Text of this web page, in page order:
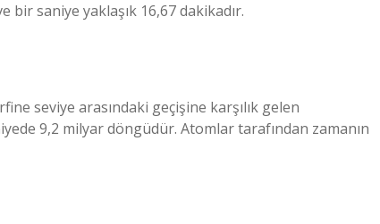
saniye yaklaşık 16,67 dakikadır.
seviye arasındaki geçişine karşılık gelen
9,2 milyar döngüdür. Atomlar tarafından zamanın